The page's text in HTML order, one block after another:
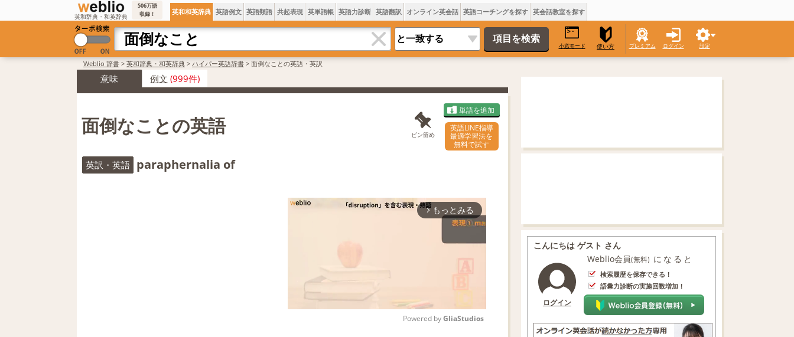
英和辞典・和英辞典
506万語
収録！
英和和英辞典 英語例文 英語類語 共起表現 英単語帳 英語力診断 英語翻訳 オンライン英会話 英語コーチングを探す 英会話教室を探す
小窓モード 使い方 プレミアム ログイン 設定
Weblio 辞書 > 英和辞典・和英辞典 > ハイパー英語辞書 > 面倒なことの英語・英訳
意味 例文 (999件)
面倒なことの英語 ピン留め
単語を追加
英語LINE指導
最適学習法を
無料で試す
英訳・英語 paraphernalia of
arrow_forward_ios もっとみる
Powered by GliaStudios
こんにちは ゲスト さん
ログイン
Weblio会員(無料) になると
検索履歴を保存できる！
語彙力診断の実施回数増加！